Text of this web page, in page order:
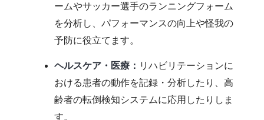
ームやサッカー選手のランニングフォーム
を分析し、パフォーマンスの向上や怪我の
予防に役立てます。
ヘルスケア・医療： リハビリテーションに
おける患者の動作を記録・分析したり、高
齢者の転倒検知システムに応用したりしま
す。